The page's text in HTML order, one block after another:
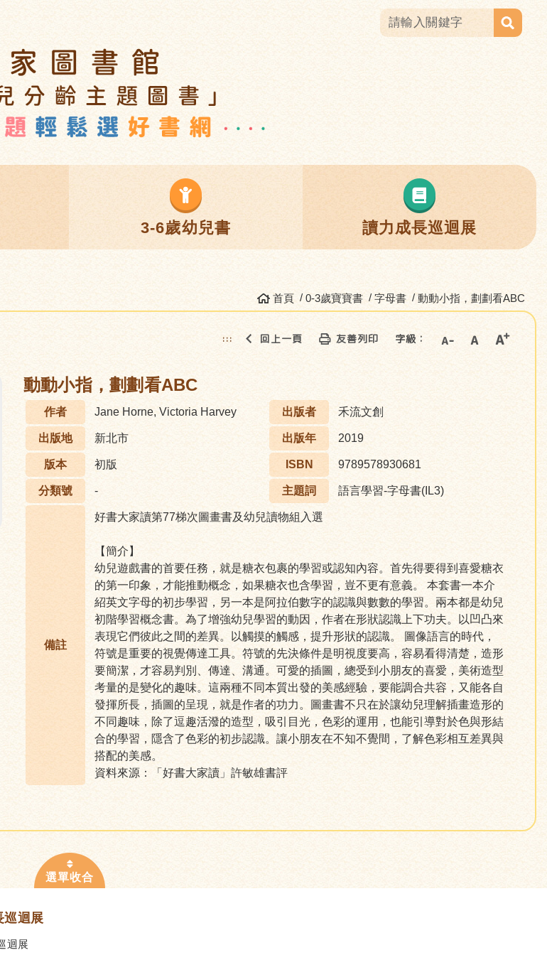
3-6歲幼兒書 讀力成長巡迴展
首頁 0-3歲寶寶書 字母書 動動小指，劃劃看ABC
::: 回上一頁 友善列印 字級：
動動小指，劃劃看ABC
作者 Jane Horne, Victoria Harvey 出版者 禾流文創
出版地 新北市 出版年 2019
版本 初版 ISBN 9789578930681
分類號 - 主題詞 語言學習-字母書(IL3)
備註
好書大家讀第77梯次圖畫書及幼兒讀物組入選
【簡介】
幼兒遊戲書的首要任務，就是糖衣包裹的學習或認知內容。首先得要得到喜愛糖衣
的第一印象，才能推動概念，如果糖衣也含學習，豈不更有意義。 本套書一本介
紹英文字母的初步學習，另一本是阿拉伯數字的認識與數數的學習。兩本都是幼兒
初階學習概念書。為了增強幼兒學習的動因，作者在形狀認識上下功夫。以凹凸來
表現它們彼此之間的差異。以觸摸的觸感，提升形狀的認識。 圖像語言的時代，
符號是重要的視覺傳達工具。符號的先決條件是明視度要高，容易看得清楚，造形
要簡潔，才容易判別、傳達、溝通。可愛的插圖，總受到小朋友的喜愛，美術造型
考量的是變化的趣味。這兩種不同本質出發的美感經驗，要能調合共容，又能各自
發揮所長，插圖的呈現，就是作者的功力。圖畫書不只在於讓幼兒理解插畫造形的
不同趣味，除了逗趣活潑的造型，吸引目光，色彩的運用，也能引導對於色與形結
合的學習，隱含了色彩的初步認識。讓小朋友在不知不覺間，了解色彩相互差異與
搭配的美感。
資料來源：「好書大家讀」許敏雄書評
巡迴展
迴展